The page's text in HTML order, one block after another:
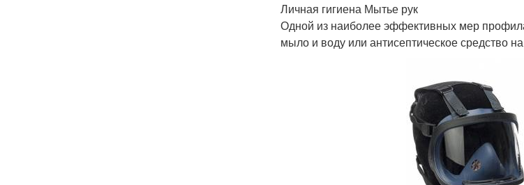
Личная гигиена Мытье рук
Одной из наиболее эффективных мер
мыло и воду или антисептическое средство